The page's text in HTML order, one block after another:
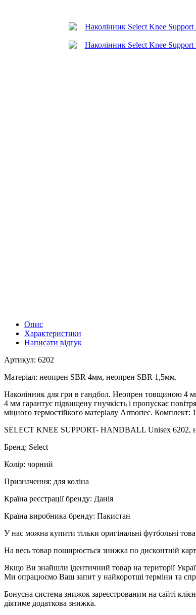
Опис
Характеристики
Написати відгук
Артикул: 6202
Матеріал: неопрен SBR 4мм, неопрен SBR 1,5мм.
Наколінник для гри в гандбол. Неопрен товщиною 4
4 мм гарантує підвищену гнучкість і пропускає
міцного термостійкого матеріалу Armortec. Комплект:
SELECT KNEE SUPPORT- HANDBALL Unisex 6202,
Бренд: Select
Колір: чорний
Призначення: для коліна
Країна реєстрації бренду: Данія
Країна виробника бренду: Пакистан
У нас можна купити тільки оригінальні футбольні
На весь товар поширюється знижка по дисконтній
Якщо Ви знайшли ідентичний товар на території
Ми опрацюємо Ваш запит у найкоротші терміни та
Бонусна система знижок зареєстрованим на сайті
діятиме додаткова знижка.